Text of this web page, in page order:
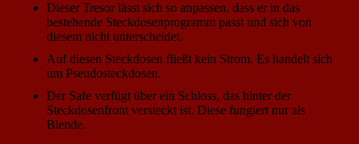
Dieser Tresor lässt sich so anpassen, dass er in das
bestehende Steckdosenprogramm passt und sich von
diesem nicht unterscheidet.
Auf diesen Steckdosen fließt kein Strom. Es handelt sich
um Pseudosteckdosen.
Der Safe verfügt über ein Schloss, das hinter der
Steckdosenfront versteckt ist. Diese fungiert nur als
Blende.